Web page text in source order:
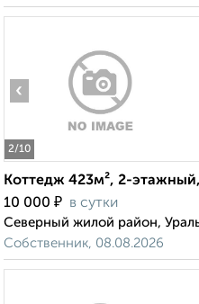
2/10
‹
Коттедж 423м², 2-
10 000 ₽ в сутки
Северный жилой район,
Собственник, 08.08.2026